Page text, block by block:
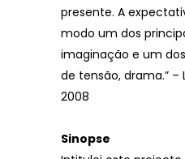
presente. A
modo um dos
imaginação e um
de tensão, drama.” –
2008
Sinopse